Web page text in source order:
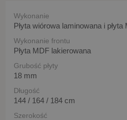
Wykonanie
Płyta wiórowa laminowana i
Wykonanie frontu
Płyta MDF lakierowana
Grubość płyty
18 mm
Długość
144 / 164 / 184 cm
Szerokość